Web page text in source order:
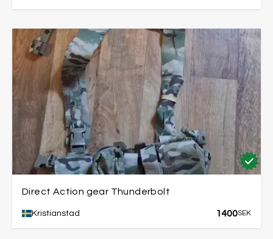
Direct Action gear Thunderbolt
Kristianstad 1400SEK